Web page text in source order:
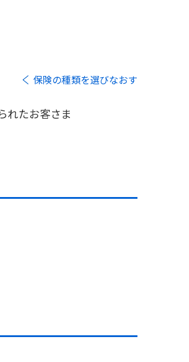
保険の種類を選びなおす
れたお客さま